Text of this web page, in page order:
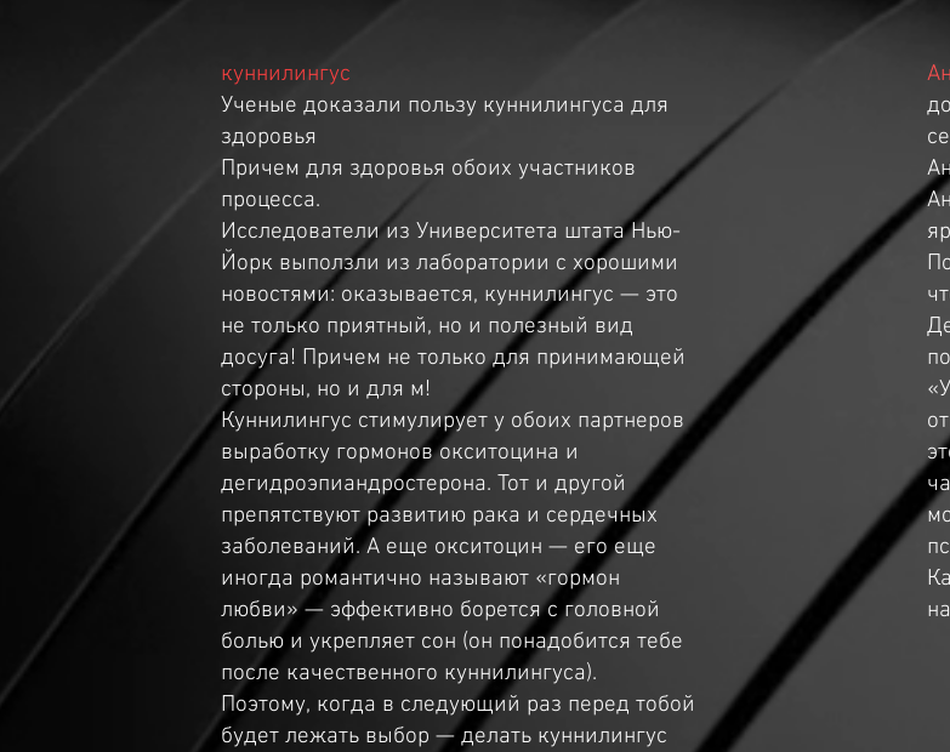
куннилингус
Ученые доказали пользу куннилингуса для
здоровья
Причем для здоровья обоих участников
процесса.
Исследователи из Университета штата Нью-
Йорк выползли из лаборатории с хорошими
новостями: оказывается, куннилингус — это
не только приятный, но и полезный вид
досуга! Причем не только для принимающей
стороны, но и для м!
Куннилингус стимулирует у обоих партнеров
выработку гормонов окситоцина и
дегидроэпиандростерона. Тот и другой
препятствуют развитию рака и сердечных
заболеваний. А еще окситоцин — его еще
иногда романтично называют «гормон
любви» — эффективно борется с головной
болью и укрепляет сон (он понадобится тебе
после качественного куннилингуса).
Поэтому, когда в следующий раз перед тобой
будет лежать выбор — делать куннилингус